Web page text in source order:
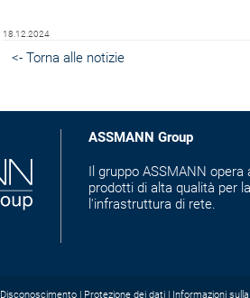
18.12.2024
<- Torna alle notizie
ASSMANN Group
Il gruppo ASSMANN
prodotti di alta qualità per
l'infrastruttura di rete.
Disconoscimento Protezione dei dati Informazioni